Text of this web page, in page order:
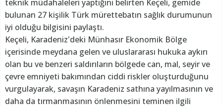
teknik müdahaleleri yaptığını belirten Keçeli, gemide
bulunan 27 kişilik Türk mürettebatın sağlık durumunun
iyi olduğu bilgisini paylaştı.
Keçeli, Karadeniz'deki Münhasır Ekonomik Bölge
içerisinde meydana gelen ve uluslararası hukuka aykırı
olan bu ve benzeri saldırıların bölgede can, mal, seyir ve
çevre emniyeti bakımından ciddi riskler oluşturduğunu
vurgulayarak, savaşın Karadeniz sathına yayılmasının ve
daha da tırmanmasının önlenmesini teminen ilgili